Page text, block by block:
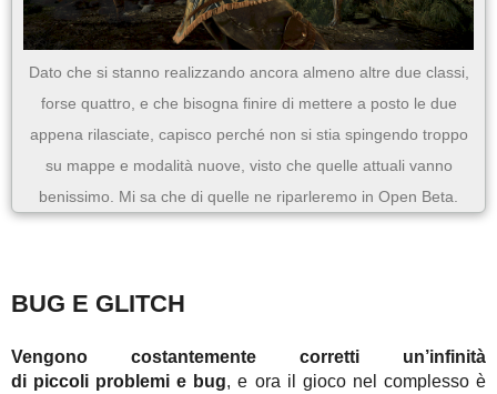
Dato che si stanno realizzando ancora almeno altre due classi,
forse quattro, e che bisogna finire di mettere a posto le due
appena rilasciate, capisco perché non si stia spingendo troppo
su mappe e modalità nuove, visto che quelle attuali vanno
benissimo. Mi sa che di quelle ne riparleremo in Open Beta.
BUG E GLITCH
Vengono costantemente corretti un’infinità
di piccoli problemi e bug, e ora il gioco nel complesso è